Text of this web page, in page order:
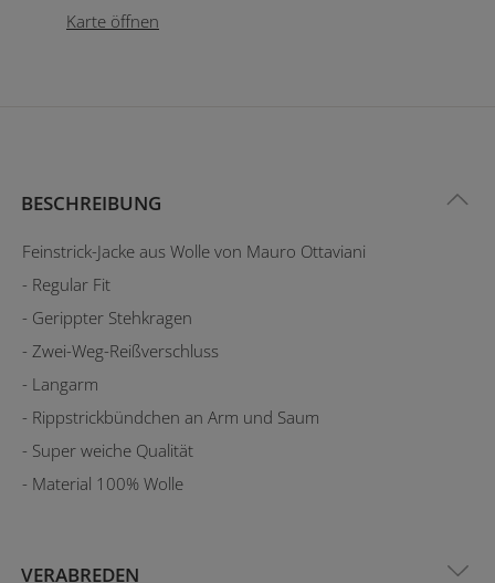
Karte öffnen
BESCHREIBUNG
Feinstrick-Jacke aus Wolle von Mauro Ottaviani
- Regular Fit
- Gerippter Stehkragen
- Zwei-Weg-Reißverschluss
- Langarm
- Rippstrickbündchen an Arm und Saum
- Super weiche Qualität
- Material 100% Wolle
VERABREDEN